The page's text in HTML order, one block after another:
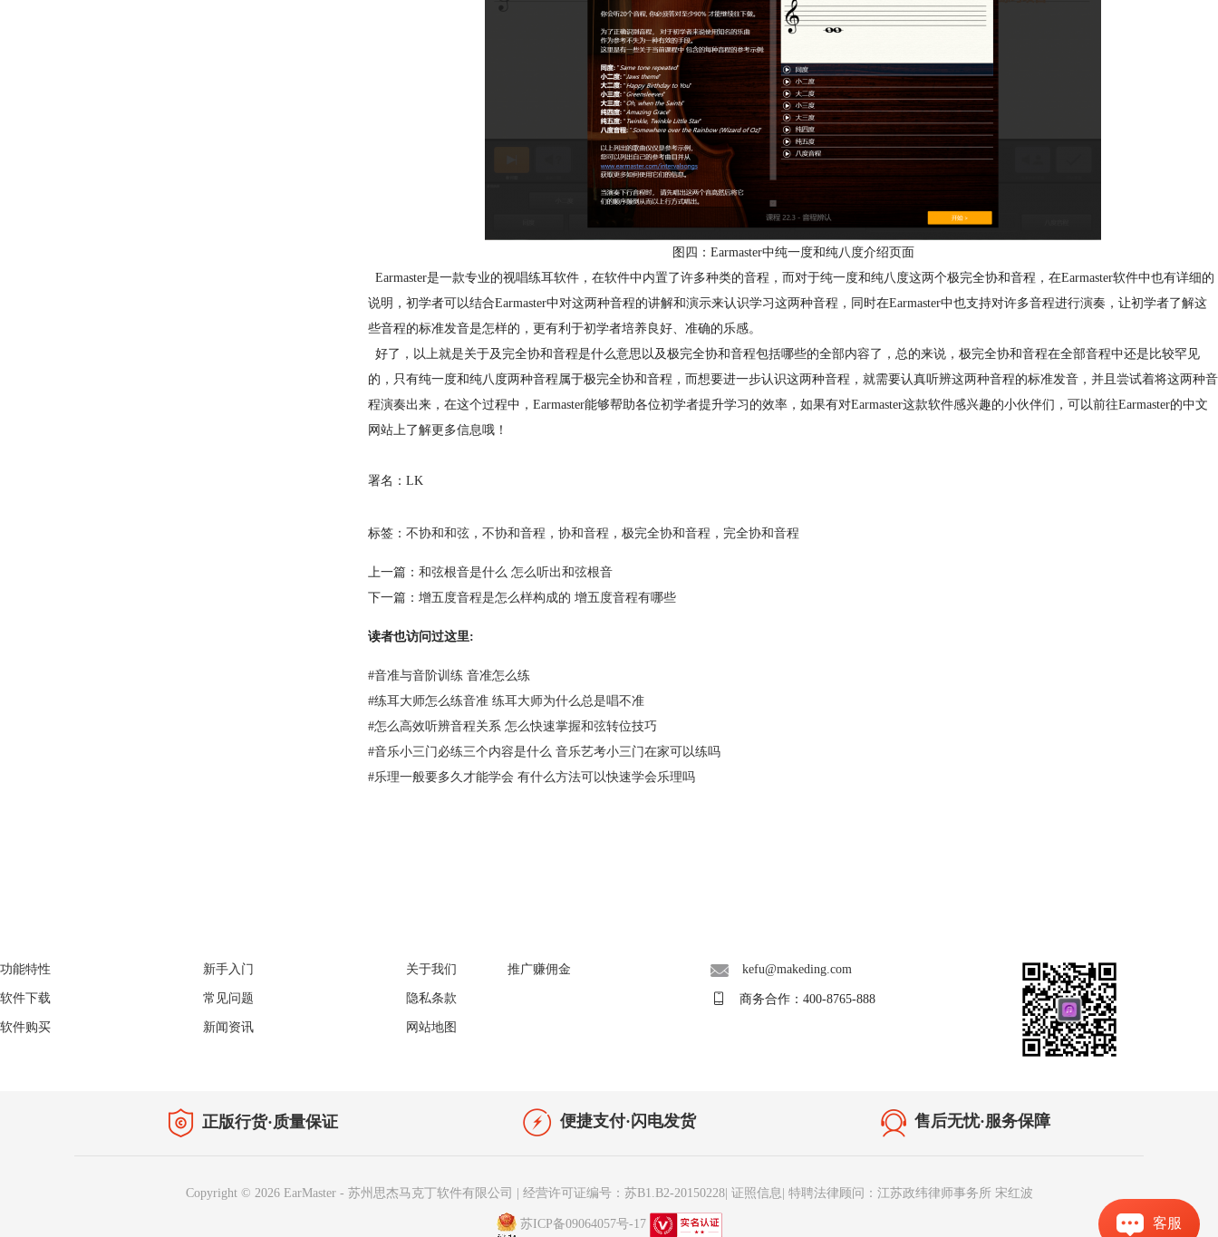
客服
图四：Earmaster中纯一度和纯八度介绍页面
Earmaster是一款专业的视唱练耳软件，在软件中内置了许多种类的音程，而对于纯一度和纯八度这两个极完全协和音程，在Earmaster软件中也有详细的
说明，初学者可以结合Earmaster中对这两种音程的讲解和演示来认识学习这两种音程，同时在Earmaster中也支持对许多音程进行演奏，让初学者了解这
些音程的标准发音是怎样的，更有利于初学者培养良好、准确的乐感。
好了，以上就是关于及完全协和音程是什么意思以及极完全协和音程包括哪些的全部内容了，总的来说，极完全协和音程在全部音程中还是比较罕见
的，只有纯一度和纯八度两种音程属于极完全协和音程，而想要进一步认识这两种音程，就需要认真听辨这两种音程的标准发音，并且尝试着将这两种音
程演奏出来，在这个过程中，Earmaster能够帮助各位初学者提升学习的效率，如果有对Earmaster这款软件感兴趣的小伙伴们，可以前往Earmaster的中文
网站上了解更多信息哦！
署名：LK
标签： 不协和和弦 ， 不协和音程 ， 协和音程 ， 极完全协和音程 ， 完全协和音程
上一篇： 和弦根音是什么 怎么听出和弦根音
下一篇： 增五度音程是怎么样构成的 增五度音程有哪些
读者也访问过这里:
#音准与音阶训练 音准怎么练
#练耳大师怎么练音准 练耳大师为什么总是唱不准
#怎么高效听辨音程关系 怎么快速掌握和弦转位技巧
#音乐小三门必练三个内容是什么 音乐艺考小三门在家可以练吗
#乐理一般要多久才能学会 有什么方法可以快速学会乐理吗
功能特性
软件下载
软件购买
新手入门
常见问题
新闻资讯
关于我们
隐私条款
网站地图
推广赚佣金 kefu@makeding.com
商务合作：400-8765-888
正版行货·质量保证 便捷支付·闪电发货 售后无忧·服务保障
Copyright © 2026 EarMaster - 苏州思杰马克丁软件有限公司 经营许可证编号：苏B1.B2-20150228| 证照信息 特聘法律顾问：江苏政纬律师事务所 宋红波
苏ICP备09064057号-17